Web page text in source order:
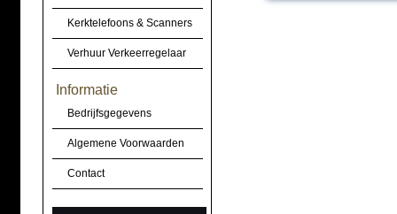
Kerktelefoons & Scanners
Verhuur Verkeerregelaar
Informatie
Bedrijfsgegevens
Algemene Voorwaarden
Contact